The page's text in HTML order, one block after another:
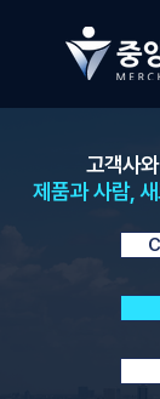
고객사
제품과 사람,